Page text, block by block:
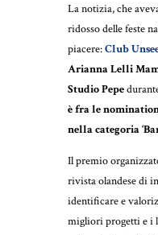
La notizia, che
ridosso delle feste
piacere:Club
Arianna Lelli
Studio Pepe
è fra le
nella categoria
Il premio
rivista olandese di
identificare e
migliori progetti e i